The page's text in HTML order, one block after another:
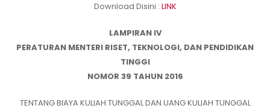
Download Disini : LINK
LAMPIRAN IV
PERATURAN MENTERI RISET, TEKNOLOGI, DAN PENDIDIKAN
TINGGI
NOMOR 39 TAHUN 2016
TENTANG BIAYA KULIAH TUNGGAL DAN UANG KULIAH TUNGGAL